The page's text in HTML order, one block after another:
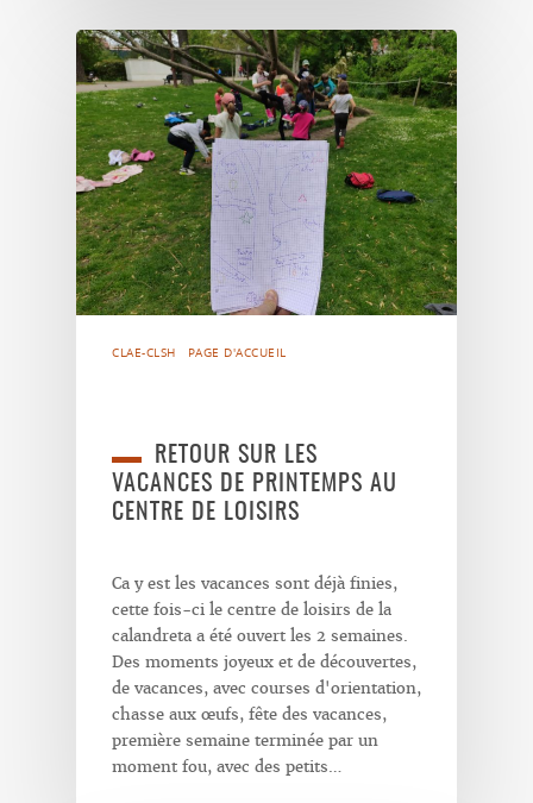
CLAE-CLSH PAGE D'ACCUEIL
RETOUR SUR LES
VACANCES DE PRINTEMPS AU
CENTRE DE LOISIRS
Ca y est les vacances sont déjà finies,
cette fois-ci le centre de loisirs de la
calandreta a été ouvert les 2 semaines.
Des moments joyeux et de découvertes,
de vacances, avec courses d'orientation,
chasse aux œufs, fête des vacances,
première semaine terminée par un
moment fou, avec des petits…